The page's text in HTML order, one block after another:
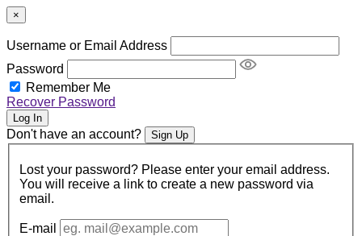
×
Username or Email Address
Password
Remember Me
Recover Password
Log In
Don't have an account? Sign Up
Lost your password? Please enter your email address.
You will receive a link to create a new password via
email.
E-mail